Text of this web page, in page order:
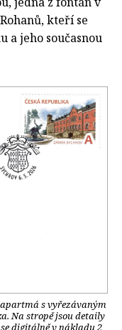
kteří se
a jeho současnou
s vyřezávaným
Na stropě jsou detaily
digitálně v nákladu 2